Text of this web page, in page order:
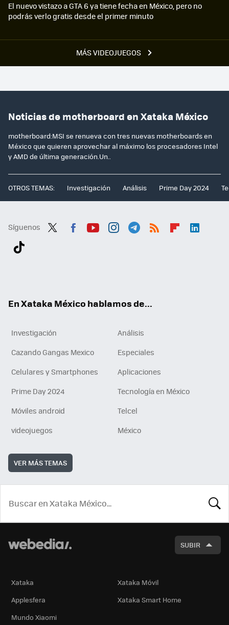
MÁS VIDEOJUEGOS
El nuevo vistazo a GTA 6 ya tiene fecha en México, pero no
podrás verlo gratis desde el primer minuto
Noticias de motherboard en Xataka México
motherboard:MSI se renueva con tres nuevas motherboards en
México que quieren aprovechar al máximo los procesadores Intel
y AMD de última generación.Un..
OTROS TEMAS: Investigación Análisis Prime Day 2024
Síguenos
En Xataka México hablamos de...
Investigación
Análisis
Cazando Gangas Mexico
Especiales
Celulares y Smartphones
Aplicaciones
Prime Day 2024
Tecnología en México
Móviles android
Telcel
videojuegos
México
VER MÁS TEMAS
SUBIR
Xataka
Xataka Móvil
Applesfera
Xataka Smart Home
Mundo Xiaomi